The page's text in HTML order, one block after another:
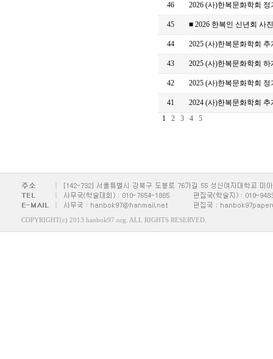
46
2026 (사)한복문화학회
45 ■ 2026 한복인 신년회 사
44 2025 (사)한복문화학회
43 2025 (사)한복문화학회
42 2025 (사)한복문화학회
41
2024 (사)한복문화학회
1
2 3 4 5
COPYRIGHT(c) 2013 hanbok97.org. ALL RIGHTS RESERVED.